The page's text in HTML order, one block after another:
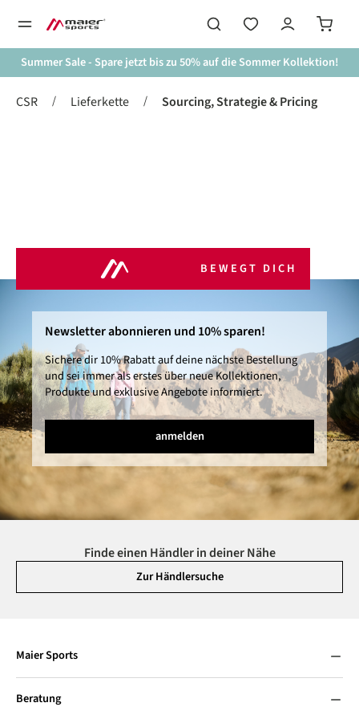
springen
Summer Sale - Spare jetzt bis zu 50% auf die Sommer Kollektion!
CSR / Lieferkette / Sourcing, Strategie & Pricing
BEWEGT DICH
Newsletter abonnieren und 10% sparen!
Sichere dir 10% Rabatt auf deine nächste Bestellung
und sei immer als erstes über neue Kollektionen,
Produkte und exklusive Angebote informiert.
anmelden
Finde einen Händler in deiner Nähe
Zur Händlersuche
Maier Sports
Beratung